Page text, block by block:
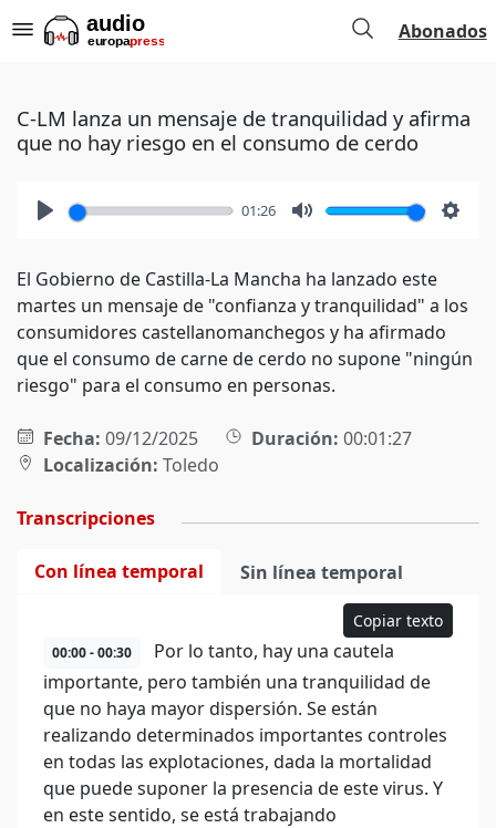
Abonados
C-LM lanza un mensaje de tranquilidad y afirma
que no hay riesgo en el consumo de cerdo
01:26
El Gobierno de Castilla-La Mancha ha lanzado este
martes un mensaje de "confianza y tranquilidad" a los
consumidores castellanomanchegos y ha afirmado
que el consumo de carne de cerdo no supone "ningún
riesgo" para el consumo en personas.
Fecha: 09/12/2025 Duración: 00:01:27
Localización: Toledo
Transcripciones
Con línea temporal Sin línea temporal
Copiar texto
00:00 - 00:30
Por lo tanto, hay una cautela
importante, pero también una tranquilidad de
que no haya mayor dispersión. Se están
realizando determinados importantes controles
en todas las explotaciones, dada la mortalidad
que puede suponer la presencia de este virus. Y
en este sentido, se está trabajando